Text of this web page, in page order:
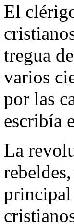
El
tregua
varios
por las
escribía
La
principal